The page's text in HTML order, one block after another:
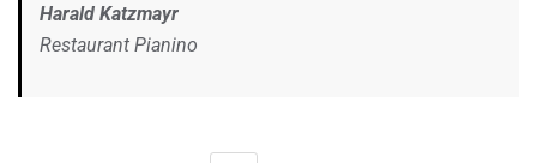
Harald Katzmayr
Restaurant Pianino